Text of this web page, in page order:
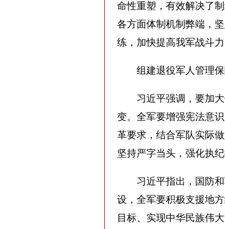
命性重塑，有效解决了
各方面体制机制弊端，
练，加快提高我军战斗
组建退役军人管理保
习近平强调，要加大
变。全军要增强宪法意
革要求，结合军队实际
坚持严字当头，强化执
习近平指出，国防和
设，全军要积极支援地
目标、实现中华民族伟